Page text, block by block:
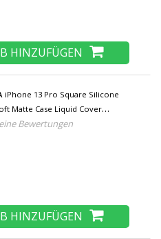
HINZUFÜGEN
iPhone 13 Pro Square Silicone
Matte Case Liquid Cover
Bewertungen
HINZUFÜGEN